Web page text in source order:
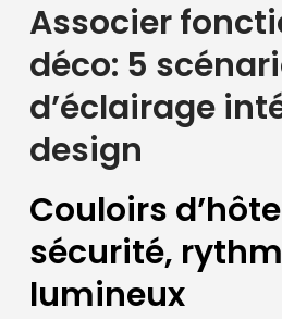
Associer
déco: 5
d’éclairage
design
Couloirs
sécurité,
lumineux